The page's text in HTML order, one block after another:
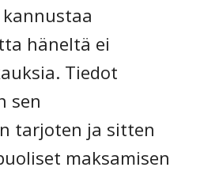
häneltä ei
Tiedot
sen
tarjoten ja sitten
maksamisen